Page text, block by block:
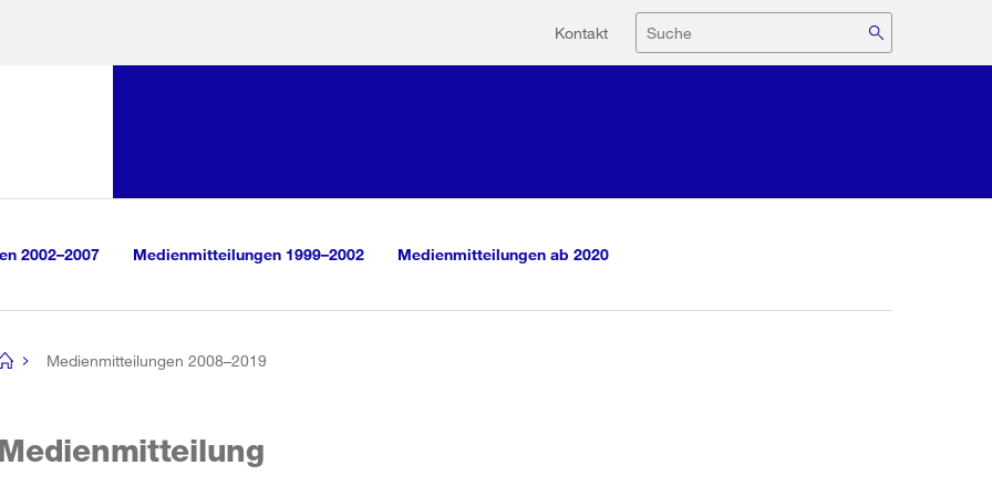
Hilfsnavigation
Kontakt Suche
2002–2007 Medienmitteilungen 1999–2002 Medienmitteilungen ab 2020
Medienmitteilungen 2008–2019